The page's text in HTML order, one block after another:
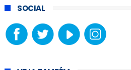
SOCIAL